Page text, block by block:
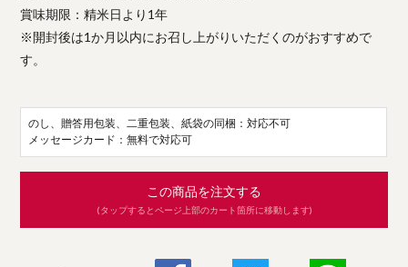
賞味期限：精米日より1年
※開封後は1か月以内にお召し上がりいただくのがおすすめで
す。
のし、贈答用包装、二重包装、紙袋の同梱：対応不可
メッセージカード：無料で対応可
この商品を注文する
(タップするとページ上部のカート箇所に移動します)